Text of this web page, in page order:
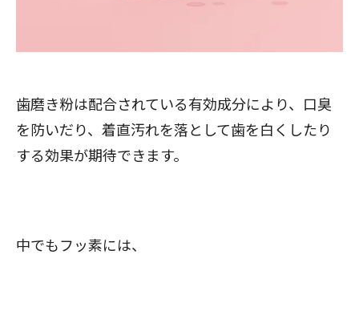
歯磨き粉は配合されている有効成分により、口臭
を防いだり、着直汚れを落として歯を白くしたり
する効果が期待できます。
中でもフッ素には、